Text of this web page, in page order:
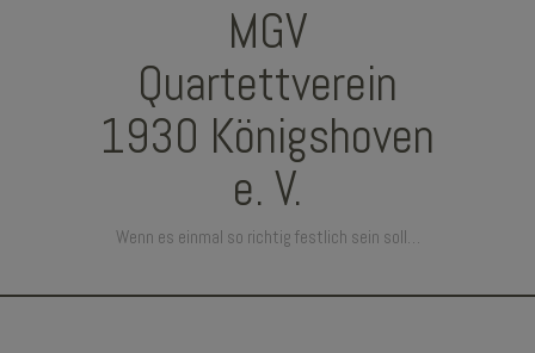
MGV
Quartettverein
1930 Königshoven
e. V.
Wenn es einmal so richtig festlich sein soll…